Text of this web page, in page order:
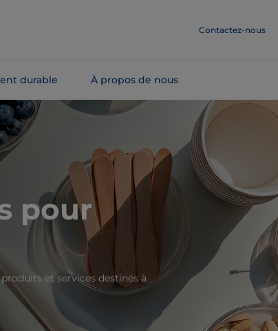
Contactez-nous
durable À propos de nous
pour
et services destinés à